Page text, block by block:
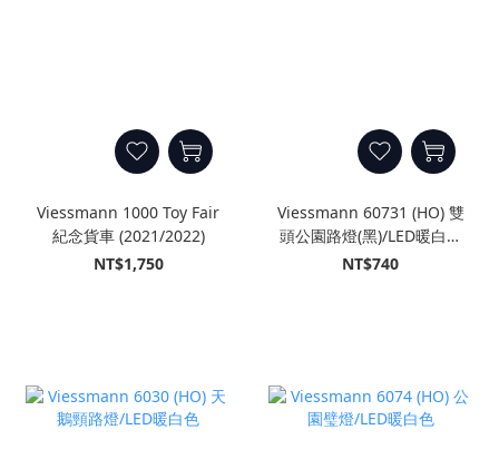
Viessmann 1000 Toy Fair
紀念貨車 (2021/2022)
NT$1,750
Viessmann 60731 (HO) 雙
頭公園路燈(黑)/LED暖白色
(插入式插座)
NT$740